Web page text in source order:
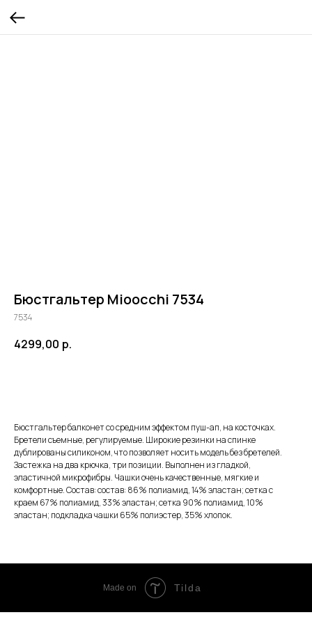
Бюстгальтер Mioocchi 7534
7534
4299,00 р.
Бюстгальтер балконет со средним эффектом пуш-ап, на косточках.
Бретели съемные, регулируемые. Широкие резинки на спинке
дублированы силиконом, что позволяет носить модель без бретелей.
Застежка на два крючка, три позиции. Выполнен из гладкой,
эластичной микрофибры. Чашки очень качественные, мягкие и
комфортные. Состав: cостав: 86% полиамид, 14% эластан; сетка с
краем 67% полиамид, 33% эластан; сетка 90% полиамид, 10%
эластан; подкладка чашки 65% полиэстер, 35% хлопок.
Made on Tilda